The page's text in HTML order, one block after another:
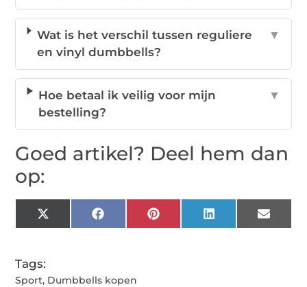
Wat is het verschil tussen reguliere
en vinyl dumbbells?
▼
Hoe betaal ik veilig voor mijn
bestelling?
▼
Goed artikel? Deel hem dan
op:
X
(Twitter)
FacebookPinterestLinkedIn Email
Tags:
Sport, Dumbbells kopen